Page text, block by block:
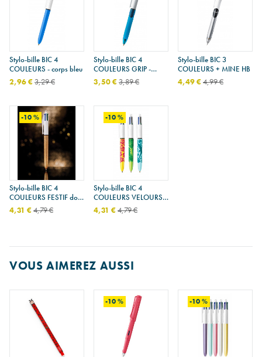
Stylo-bille BIC 4
COULEURS - corps bleu
2,96 €3,29 €
Stylo-bille BIC 4
COULEURS GRIP -
corps bleu
3,50 €3,89 €
Stylo-bille BIC 3
COULEURS + MINE HB
4,49 €4,99 €
-10 %
Stylo-bille BIC 4
COULEURS FESTIF doré
givré - 50 ème
anniversaire
4,31 €4,79 €
-10 %
Stylo-bille BIC 4
COULEURS VELOURS -
1 stylo-bille
4,31 €4,79 €
VOUS AIMEREZ AUSSI
-10 % -10 %